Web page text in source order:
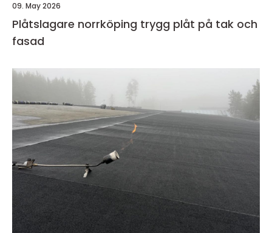
09. May 2026
Plåtslagare norrköping trygg plåt på tak och
fasad